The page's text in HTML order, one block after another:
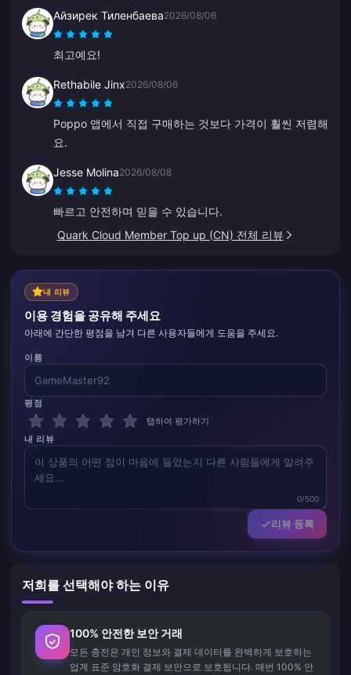
Айзирек Тиленбаева2026/08/06
최고예요!
Rethabile Jinx2026/08/06
Poppo 앱에서 직접 구매하는 것보다 가격이 훨씬 저렴해
요.
Jesse Molina2026/08/08
빠르고 안전하며 믿을 수 있습니다.
Quark Cloud Member Top up (CN) 전체 리뷰
내 리뷰
이용 경험을 공유해 주세요
아래에 간단한 평점을 남겨 다른 사용자들에게 도움을 주세요.
이름
평점
탭하여 평가하기
내 리뷰
0/500
리뷰 등록
저희를 선택해야 하는 이유
100% 안전한 보안 거래
모든 충전은 개인 정보와 결제 데이터를 완벽하게 보호하는
업계 표준 암호화 결제 보안으로 보호됩니다. 매번 100% 안